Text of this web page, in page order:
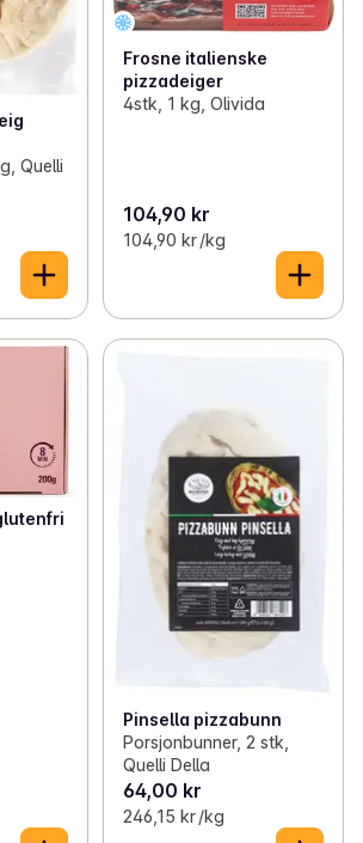
Quelli
Frosne italienske
pizzadeiger
4stk, 1 kg, Olivida
104,90 kr
104,90 kr /kg
Pinsella pizzabunn
Porsjonbunner, 2 stk,
Quelli Della
64,00 kr
246,15 kr /kg